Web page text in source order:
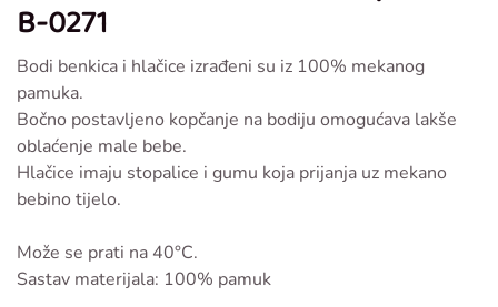
B-0271
Bodi benkica i hlačice izrađeni su iz 100% mekanog
pamuka.
Bočno postavljeno kopčanje na bodiju omogućava lakše
oblaćenje male bebe.
Hlačice imaju stopalice i gumu koja prijanja uz mekano
bebino tijelo.
Može se prati na 40°C.
Sastav materijala: 100% pamuk